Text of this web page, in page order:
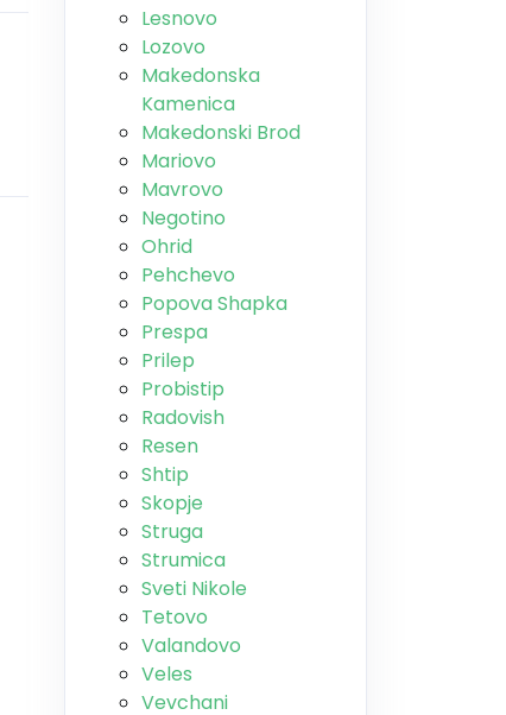
Lesnovo
Lozovo
Makedonska
Kamenica
Makedonski Brod
Mariovo
Mavrovo
Negotino
Ohrid
Pehchevo
Popova Shapka
Prespa
Prilep
Probistip
Radovish
Resen
Shtip
Skopje
Struga
Strumica
Sveti Nikole
Tetovo
Valandovo
Veles
Vevchani